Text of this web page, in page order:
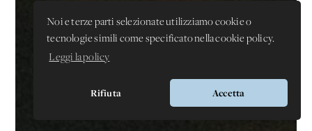
Noi e terze parti selezionate utilizziamo cookie o
tecnologie simili come specificato nella cookie policy.
Leggi la policy
Rifiuta Accetta